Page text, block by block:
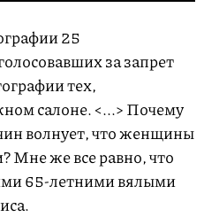
25
за запрет
тех,
салоне. <...> Почему
волнует, что женщины
Мне же все равно, что
65-летними вялыми